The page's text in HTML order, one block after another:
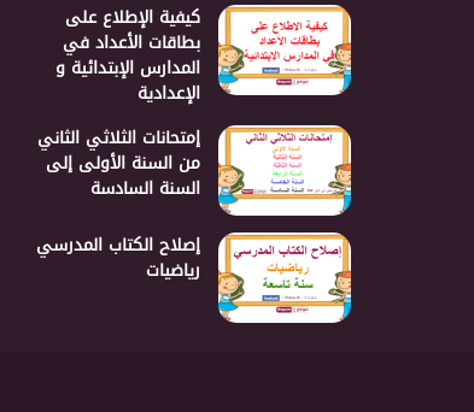
كيفية الإطلاع على
بطاقات الأعداد في
المدارس الإبتدائية و
الإعدادية
إمتحانات الثلاثي الثاني
من السنة الأولى إلى
السنة السادسة
إصلاح الكتاب المدرسي
رياضيات